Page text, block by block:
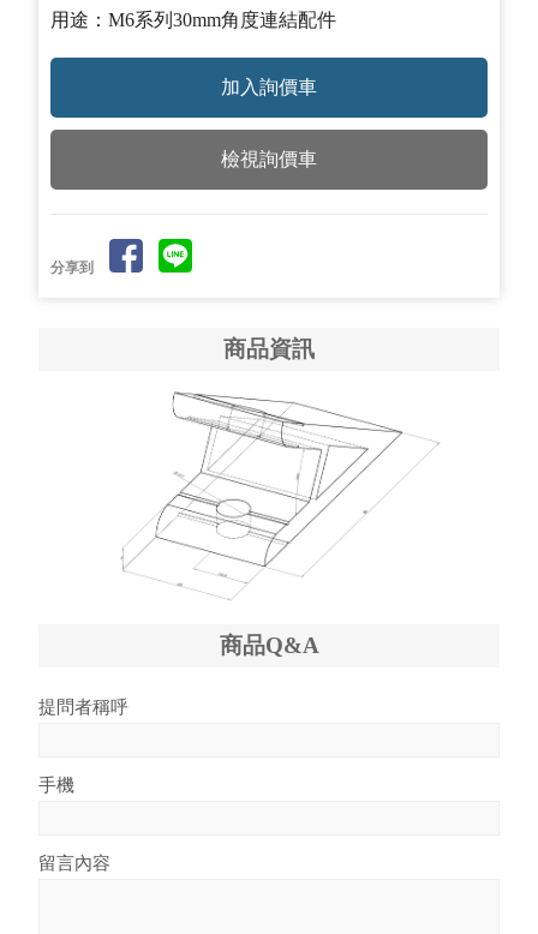
用途：M6系列30mm角度連結配件
檢視詢價車
分享到
商品資訊
商品Q&A
提問者稱呼
手機
留言內容